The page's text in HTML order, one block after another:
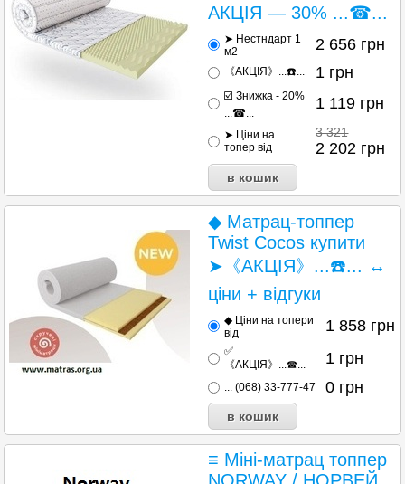
АКЦІЯ — 30% ...☎...
➤ Нестндарт 1
м2
2 656 грн
《АКЦІЯ》...☎️... 1 грн
☑️ Знижка - 20%
...☎...
1 119 грн
➤ Ціни на
топер від
3 321
2 202 грн
◆ Матрац-топпер
Twist Cocos купити
➤《АКЦІЯ》...☎️... ↔
ціни + відгуки
◆ Ціни на топери
від
1 858 грн
✅
《АКЦІЯ》...☎...
1 грн
... (068) 33-777-47 0 грн
≡ Міні-матрац топпер